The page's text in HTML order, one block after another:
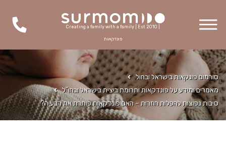
Creating a family with a family | Est 2010 |
פונדקאות
סורמום פונקאות בישראל ובחול
מאמרים ומידע על פונדקאות ותרומת ביצית בישראל ובחו"ל
סיבות נפוצות להפלות חוזרות – האם פונדקאות פותרת את הבעיה?